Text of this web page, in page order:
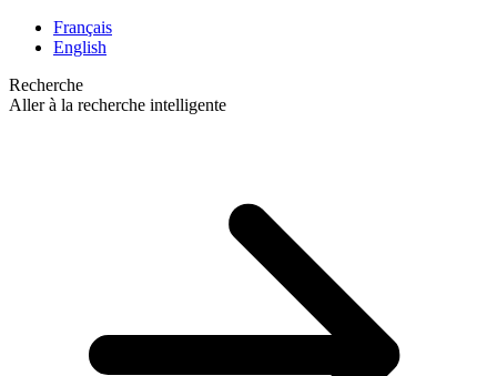
Français
English
Recherche
Aller à la recherche intelligente